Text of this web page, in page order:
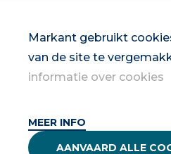
Markant gebruikt
van de site te
informatie over cookies
MEER INFO
AANVAARD ALLE
Inschrijven op de
2026
Privacybeleid &